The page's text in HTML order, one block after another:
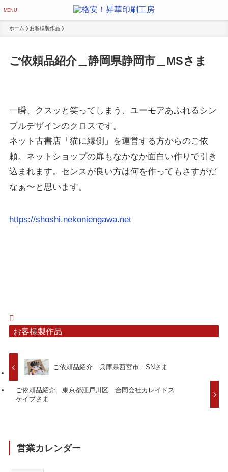
MENU
ホーム お客様製作品
ご依頼品紹介＿静岡県静岡市＿MSさま
一瞬、クスッと笑ってしまう、ユーモアあふれるシン
プルデザインのクロスです。
ネット古書店「猫に縁側」を運営する方からのご依
頼。ネットショップの扉もなかなか面白い作りで引き
込まれます。センスが良い方は何を作ってもさすがだ
なぁ〜と思います。
https://shoshi.nekoniengawa.net
お客様製作品
ご依頼品紹介＿兵庫県西宮市＿SNさま
ご依頼品紹介＿東京都江戸川区＿合同会社カレイドス
ケイプさま
営業カレンダー